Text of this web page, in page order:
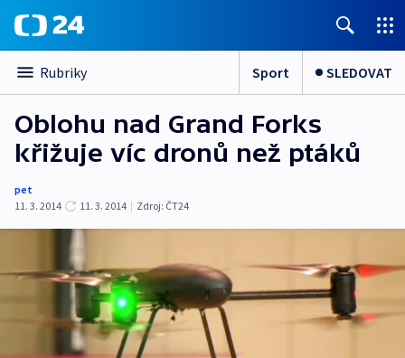
Rubriky Sport SLEDOVAT
Oblohu nad Grand Forks
křižuje víc dronů než ptáků
pet
11. 3. 2014
11. 3. 2014 | Zdroj: ČT24